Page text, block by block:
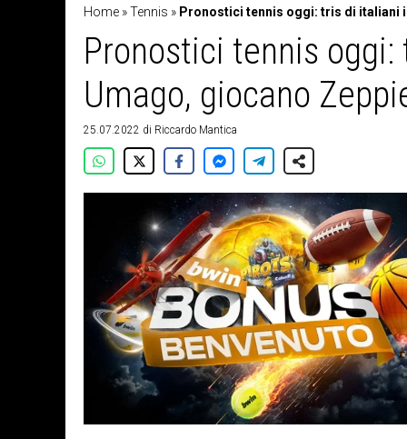
Home »Tennis » Pronostici tennis oggi: tris di italiani
Pronostici tennis
Umago, giocano
25.07.2022 di Riccardo Mantica